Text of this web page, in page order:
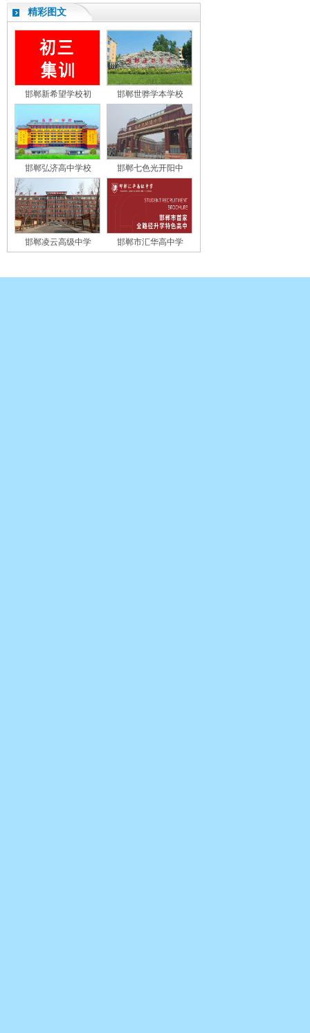
精彩图文
邯郸新希望学校初 邯郸世骅学本学校
邯郸弘济高中学校 邯郸七色光开阳中
邯郸凌云高级中学 邯郸市汇华高中学